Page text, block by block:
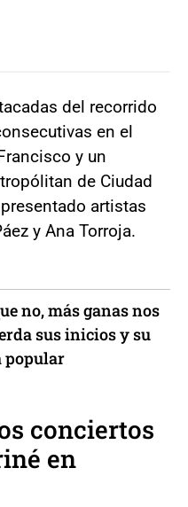
del recorrido
en el
y un
de Ciudad
artistas
y Ana Torroja.
no, más ganas nos
sus inicios y su
popular
conciertos
en